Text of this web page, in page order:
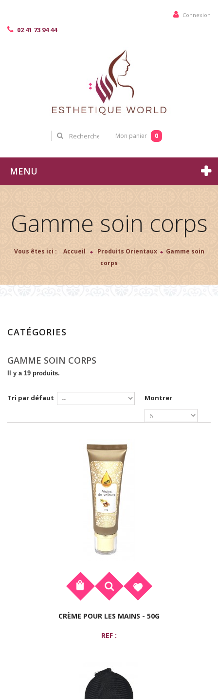
Connexion
02 41 73 94 44
Mon panier 0
MENU
Gamme soin corps
Vous êtes ici : Accueil > Produits Orientaux > Gamme soin
corps
CATÉGORIES
GAMME SOIN CORPS
Il y a 19 produits.
Tri par défaut Montrer
CRÈME POUR LES MAINS - 50G
REF :